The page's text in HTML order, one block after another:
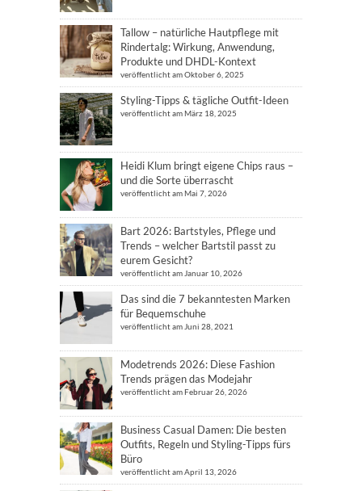
Tallow – natürliche Hautpflege mit
Rindertalg: Wirkung, Anwendung,
Produkte und DHDL-Kontext
veröffentlicht am Oktober 6, 2025
Styling-Tipps & tägliche Outfit-Ideen
veröffentlicht am März 18, 2025
Heidi Klum bringt eigene Chips raus –
und die Sorte überrascht
veröffentlicht am Mai 7, 2026
Bart 2026: Bartstyles, Pflege und
Trends – welcher Bartstil passt zu
eurem Gesicht?
veröffentlicht am Januar 10, 2026
Das sind die 7 bekanntesten Marken
für Bequemschuhe
veröffentlicht am Juni 28, 2021
Modetrends 2026: Diese Fashion
Trends prägen das Modejahr
veröffentlicht am Februar 26, 2026
Business Casual Damen: Die besten
Outfits, Regeln und Styling-Tipps fürs
Büro
veröffentlicht am April 13, 2026